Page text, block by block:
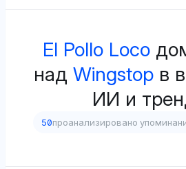
El Pollo Loco
над Wingstop в
ИИ и
50проанализировано